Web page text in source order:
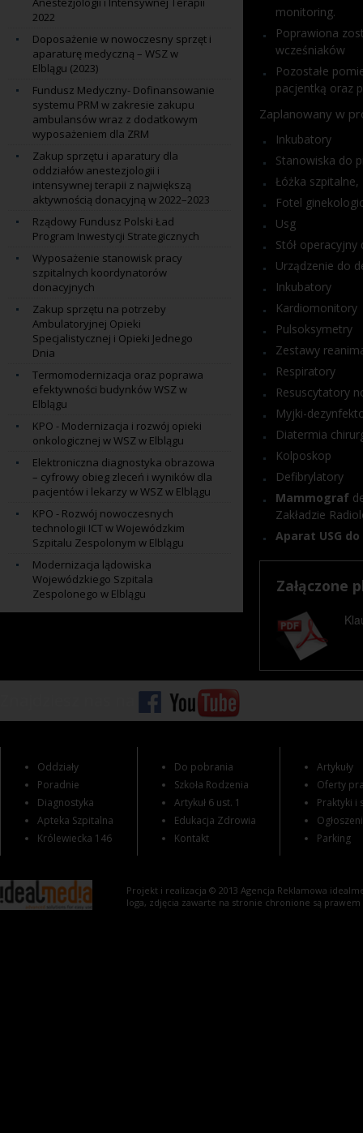
2022
Doposażenie w nowoczesny sprzęt i
aparaturę medyczną – WSZ w
Elblągu (2023)
Fundusz Medyczny- Dofinansowanie
systemu PRM w zakresie zakupu
ambulansów wraz z dodatkowym
wyposażeniem dla ZRM
Zakup sprzętu i aparatury dla
oddziałów anestezjologii i
intensywnej terapii z największą
aktywnością donacyjną w 2022–2023
Rządowy Fundusz Polski Ład
Program Inwestycji Strategicznych
Wyposażenie stanowisk pracy
szpitalnych koordynatorów
donacyjnych
Zakup sprzętu na potrzeby
Ambulatoryjnej Opieki
Specjalistycznej i Opieki Jednego
Dnia
Termomodernizacja oraz poprawa
efektywności budynków WSZ w
Elblągu
KPO - Modernizacja i rozwój opieki
onkologicznej w WSZ w Elblągu
Elektroniczna diagnostyka obrazowa
– cyfrowy obieg zleceń i wyników dla
pacjentów i lekarzy w WSZ w Elblągu
KPO - Rozwój nowoczesnych
technologii ICT w Wojewódzkim
Szpitalu Zespolonym w Elblągu
Modernizacja lądowiska
Wojewódzkiego Szpitala
Zespolonego w Elblągu
monitoring.
Poprawiona
wcześniaków i
Pozostałe
pacjentką oraz
Zaplanowany w
Inkubatory
Stanowiska do
Łóżka szpitalne,
Fotel
Usg
Stół
Urządzenie do
Inkubatory
Kardiomonitory
Pulsoksymetry
Zestawy
Respiratory
Resuscytatory
Myjki-
Diatermia
Kolposkop
Defibrylatory
Mammograf
Zakładzie
Aparat USG
Załączone
Oddziały
Poradnie
Diagnostyka
Apteka Szpitalna
Królewiecka 146
Do pobrania
Szkoła Rodzenia
Artykuł 6 ust. 1
Edukacja Zdrowia
Kontakt
Artykuły
Oferty
Praktyki i
Parking
Projekt i realizacja © 2013 Agencja Reklamowa
loga, zdjęcia zawarte na stronie chronione są